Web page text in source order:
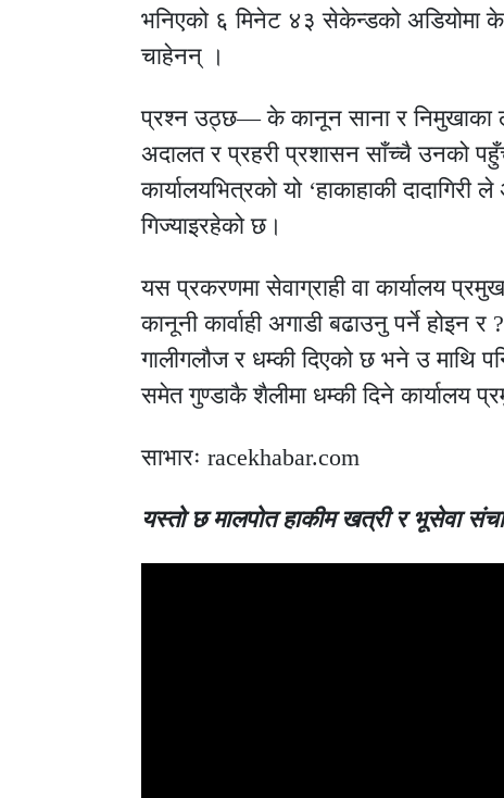
भनिएको ६ मिनेट ४३ सेकेन्डको अडियोमा
चाहेनन् ।
प्रश्न उठ्छ— के कानून साना र निमुखाका
अदालत र प्रहरी प्रशासन साँच्चै उनको
कार्यालयभित्रको यो ‘हाकाहाकी
गिज्याइरहेको छ।
यस प्रकरणमा सेवाग्राही वा कार्यालय
कानूनी कार्वाही अगाडी बढाउनु पर्ने होइन
गालीगलौज र धम्की दिएको छ भने उ माथि
समेत गुण्डाकै शैलीमा धम्की दिने कार्यालय
साभारः racekhabar.com
यस्तो छ मालपोत हाकीम खत्री र भूसेवा